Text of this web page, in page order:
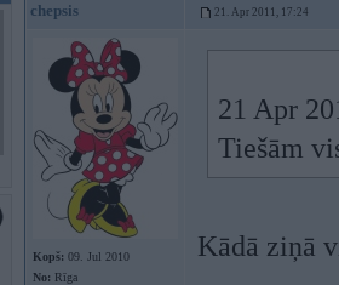
chepsis 21. Apr 2011, 17:24
Kopš: 09. Jul 2010
No: Rīga
21 Apr
Tiešām
Kādā ziņā